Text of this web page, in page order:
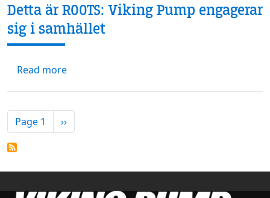
Detta är ROOTS: Viking Pump engagerar
sig i samhället
Read moreabout Detta är ROOTS: Viking Pump
PAGINATION
Page 1 Next page
››